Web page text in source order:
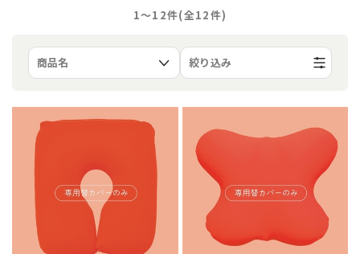
1〜12件(全12件)
絞り込み